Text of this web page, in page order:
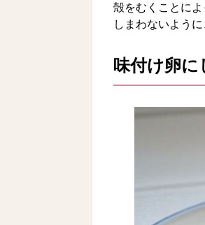
殻をむくことに
しまわないよう
味付け卵に